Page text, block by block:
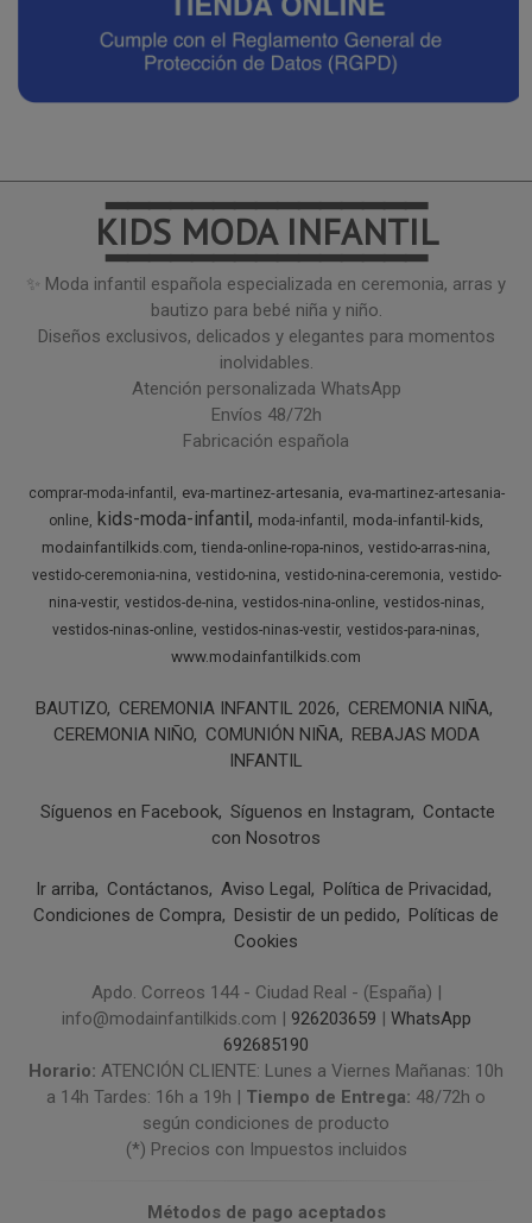
━━━━━━━━━━━━━━━
KIDS MODA INFANTIL
━━━━━━━━━━━━━━━
✨ Moda infantil española especializada en ceremonia, arras y
bautizo para bebé niña y niño.
Diseños exclusivos, delicados y elegantes para momentos
inolvidables.
Atención personalizada WhatsApp
Envíos 48/72h
Fabricación española
comprar-moda-infantil eva-martinez-artesania
eva-martinez-artesania-
online
kids-moda-infantil moda-infantil
moda-infantil-kids
modainfantilkids.com tienda-online-ropa-ninos vestido-arras-nina
vestido-ceremonia-nina vestido-nina vestido-nina-ceremonia vestido-
nina-vestir vestidos-de-nina vestidos-nina-online vestidos-ninas
vestidos-ninas-online vestidos-ninas-vestir vestidos-para-ninas
www.modainfantilkids.com
BAUTIZO CEREMONIA INFANTIL 2026
CEREMONIA NIÑA
CEREMONIA NIÑO COMUNIÓN NIÑA REBAJAS MODA
INFANTIL
Síguenos en Facebook Síguenos en Instagram
Contacte
con Nosotros
Ir arriba Contáctanos Aviso Legal
Política de Privacidad
Condiciones de Compra
Desistir de un pedido
Políticas de
Cookies
Apdo. Correos 144 - Ciudad Real - (España) |
info@modainfantilkids.com | 926203659 | WhatsApp
692685190
Horario: ATENCIÓN CLIENTE: Lunes a Viernes Mañanas: 10h
a 14h Tardes: 16h a 19h | Tiempo de Entrega: 48/72h o
según condiciones de producto
(*) Precios con Impuestos incluidos
Métodos de pago aceptados